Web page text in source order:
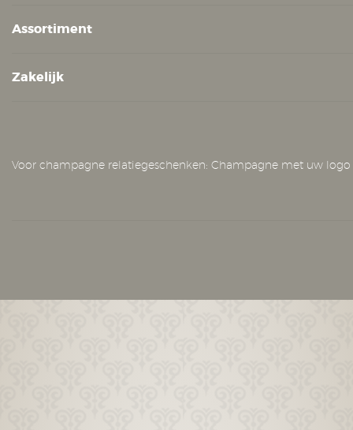
Assortiment
Zakelijk
Voor champagne relatiegeschenken: Champagne met uw